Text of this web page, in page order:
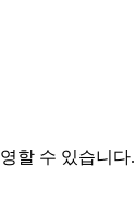
할 수 있습니다.